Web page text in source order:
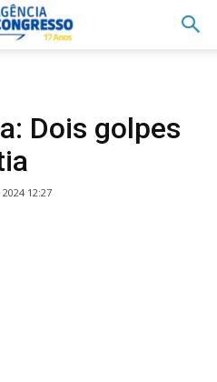
Dois golpes
12:27